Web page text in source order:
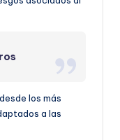
los más
a las